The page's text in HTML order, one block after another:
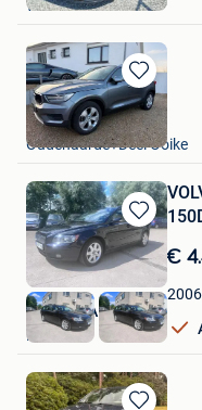
Wielsbeke
Bewaren
in
Mijn
Favorieten
lee cars
Oudenaarde+Deel Ooike
Bewaren
in
Mijn
Favorieten
€
2006
KI.CITYCARS
Boom